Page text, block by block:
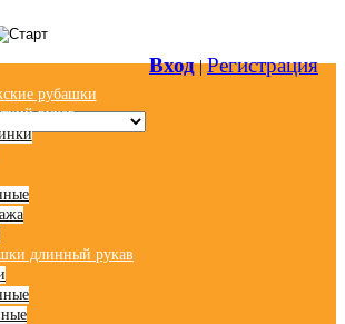
Вход|Регистрация
рубашки
рукав
длинный рукав